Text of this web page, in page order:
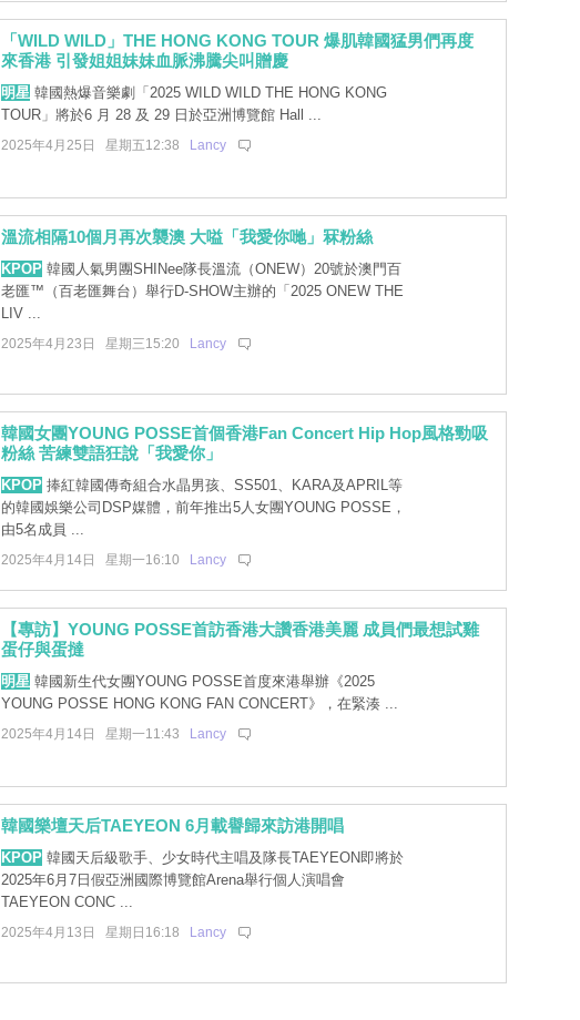
「WILD WILD」THE HONG KONG TOUR 爆肌韓國猛男們再度
來香港 引發姐姐妹妹血脈沸騰尖叫贈慶
明星韓國熱爆音樂劇「2025 WILD WILD THE HONG KONG
TOUR」將於6 月 28 及 29 日於亞洲博覽館 Hall ...
2025年4月25日 星期五12:38 Lancy
溫流相隔10個月再次襲澳 大嗌「我愛你哋」冧粉絲
KPOP韓國人氣男團SHINee隊長溫流（ONEW）20號於澳門百
老匯™（百老匯舞台）舉行D-SHOW主辦的「2025 ONEW THE
LIV ...
2025年4月23日 星期三15:20 Lancy
韓國女團YOUNG POSSE首個香港Fan Concert Hip Hop風格勁吸
粉絲 苦練雙語狂說「我愛你」
KPOP捧紅韓國傳奇組合水晶男孩、SS501、KARA及APRIL等
的韓國娛樂公司DSP媒體，前年推出5人女團YOUNG POSSE，
由5名成員 ...
2025年4月14日 星期一16:10 Lancy
【專訪】YOUNG POSSE首訪香港大讚香港美麗 成員們最想試雞
蛋仔與蛋撻
明星韓國新生代女團YOUNG POSSE首度來港舉辦《2025
YOUNG POSSE HONG KONG FAN CONCERT》，在緊湊 ...
2025年4月14日 星期一11:43 Lancy
韓國樂壇天后TAEYEON 6月載譽歸來訪港開唱
KPOP韓國天后級歌手、少女時代主唱及隊長TAEYEON即將於
2025年6月7日假亞洲國際博覽館Arena舉行個人演唱會
TAEYEON CONC ...
2025年4月13日 星期日16:18 Lancy